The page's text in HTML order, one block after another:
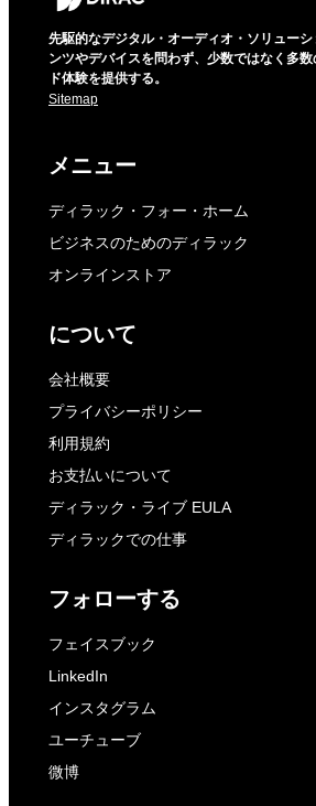
先駆的なデジタル・オーディオ・ソリュー
ンツやデバイスを問わず、少数ではなく多
ド体験を提供する。
Sitemap
メニュー
ディラック・フォー・ホーム
ビジネスのためのディラック
オンラインストア
について
会社概要
プライバシーポリシー
利用規約
お支払いについて
ディラック・ライブ EULA
ディラックでの仕事
フォローする
フェイスブック
LinkedIn
インスタグラム
ユーチューブ
微博